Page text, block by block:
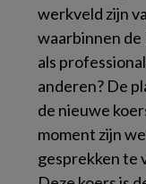
werkveld zijn
waarbinnen de
als
anderen? De
de nieuwe
moment zijn
gesprekken te